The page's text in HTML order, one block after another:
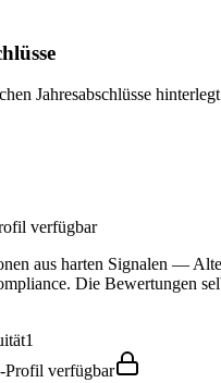
Jahresabschlüsse
verfügbar
aus harten Signalen —
Die Bewertungen
1
Profil verfügbar